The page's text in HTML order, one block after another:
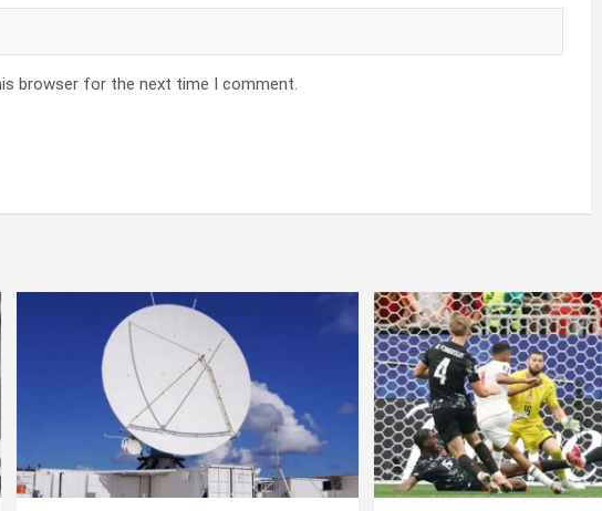
browser for the next time I comment.